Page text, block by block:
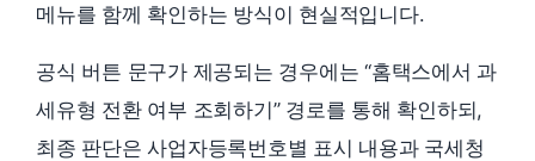
메뉴를 함께 확인하는 방식이 현실적입니다.
공식 버튼 문구가 제공되는 경우에는 “홈택스에서 과
세유형 전환 여부 조회하기” 경로를 통해 확인하되,
최종 판단은 사업자등록번호별 표시 내용과 국세청